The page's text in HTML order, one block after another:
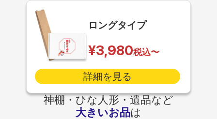
ロングタイプ
¥3,980税込〜
詳細を見る
神棚・ひな人形・遺品など
大きいお品は